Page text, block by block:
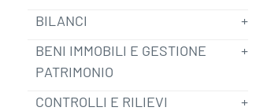
BILANCI
BENI IMMOBILI E GESTIONE
PATRIMONIO
CONTROLLI E RILIEVI